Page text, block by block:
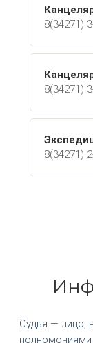
8(34271)
8(34271)
8(34271)
Судья — лицо,